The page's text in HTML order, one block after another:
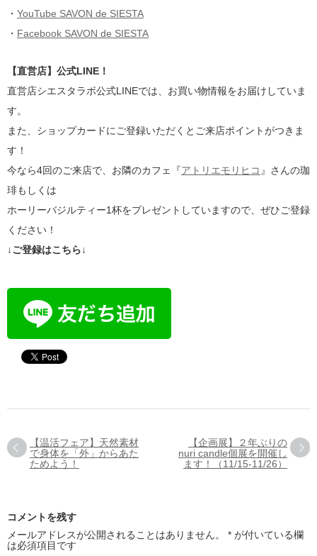
・ YouTube SAVON de SIESTA
・ Facebook SAVON de SIESTA
【直営店】公式LINE！
直営店シエスタラボ公式LINEでは、お買い物情報をお届けしていま
す。
また、ショップカードにご登録いただくとご来店ポイントがつきま
す！
今なら4回のご来店で、お隣のカフェ『アトリエモリヒコ 』さんの珈
琲もしくは
ホーリーバジルティー1杯をプレゼントしていますので、ぜひご登録
ください！
↓ご登録はこちら↓
【温活フェア】天然素材
で身体を「外」からあた
ためよう！
【企画展】２年ぶりの
nuri candle個展を開催し
ます！（11/15-11/26）
コメントを残す
メールアドレスが公開されることはありません。
* が付いている欄
は必須項目です